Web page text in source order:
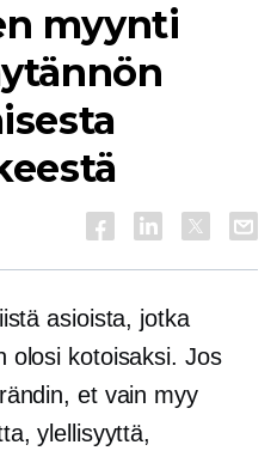
myynti
asioista, jotka
olosi kotoisaksi. Jos
et vain myy
ylellisyyttä,